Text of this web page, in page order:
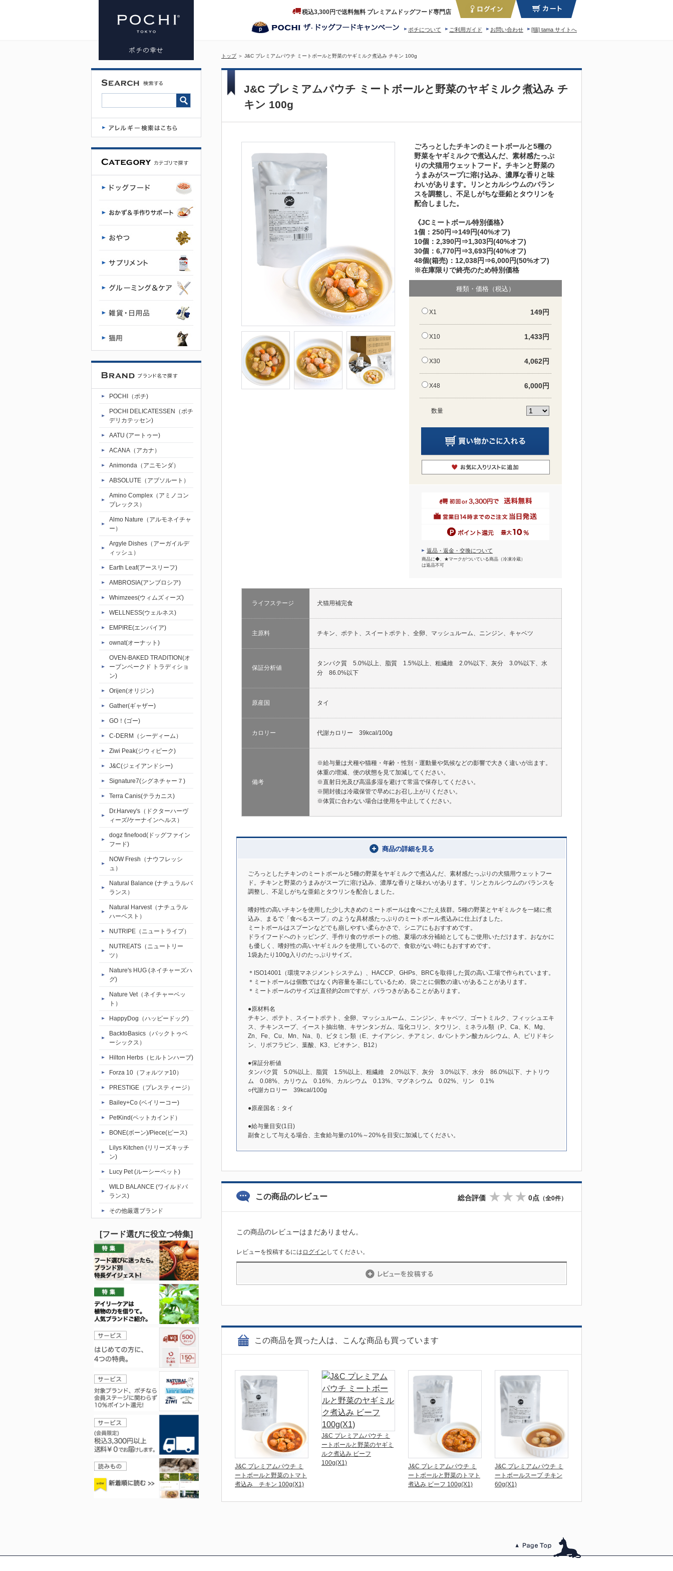
J&C プレミ
アムパウチ
ミートボー
ルと野菜の
ヤギミルク
煮込み チキ
ン 100g | プ
レミアムド
ッグフード
専門店・通
販 POCHI -
ポチ公式サ
イト
税込3,300円で送料無料 プレミアムドッグフード専門店
[猫] tama サイトへ
お問い合わせ
ご利用ガイド
ポチについて
トップ＞ J&C プレミアムパウチ ミートボールと野菜のヤギミルク煮込み チキン 100g
POCHI（ポチ)
POCHI DELICATESSEN（ポチ
デリカテッセン)
AATU (アートゥー)
ACANA（アカナ）
Animonda（アニモンダ）
ABSOLUTE（アブソルート）
Amino Complex（アミノコン
プレックス）
Almo Nature（アルモネイチャ
ー）
Argyle Dishes（アーガイルデ
ィッシュ）
Earth Leaf(アースリーフ)
AMBROSIA(アンブロシア)
Whimzees(ウィムズィーズ)
WELLNESS(ウェルネス)
EMPIRE(エンパイア)
ownat(オーナット)
OVEN-BAKED TRADITION(オ
ーブンベークド トラディショ
ン)
Orijen(オリジン)
Gather(ギャザー)
GO！(ゴー)
C-DERM（シーディーム）
Ziwi Peak(ジウィピーク)
J&C(ジェイアンドシー)
Signature7(シグネチャー７)
Terra Canis(テラカニス)
Dr.Harvey's（ドクターハーヴ
ィーズ/ケーナインヘルス）
dogz finefood(ドッグファイン
フード)
NOW Fresh（ナウフレッシ
ュ）
Natural Balance (ナチュラルバ
ランス）
Natural Harvest（ナチュラル
ハーベスト）
NUTRIPE（ニュートライプ）
NUTREATS（ニュートリー
ツ）
Nature's HUG (ネイチャーズハ
グ)
Nature Vet（ネイチャーベッ
ト）
HappyDog（ハッピードッグ)
BacktoBasics（バックトゥベ
ーシックス）
Hilton Herbs（ヒルトンハーブ)
Forza 10（フォルツァ10）
PRESTIGE（プレスティージ）
Bailey+Co (ベイリーコー)
PetKind(ペットカインド）
BONE(ボーン)/Piece(ピース)
Lilys Kitchen (リリーズキッチ
ン)
Lucy Pet (ルーシーペット)
WILD BALANCE (ワイルドバ
ランス)
その他厳選ブランド
[フード選びに役立つ特集]
J&C プレミアムパウチ ミートボールと野菜のヤギミルク煮込み チ
キン 100g
ごろっとしたチキンのミートボールと5種の
野菜をヤギミルクで煮込んだ、素材感たっぷ
りの犬猫用ウェットフード。チキンと野菜の
うまみがスープに溶け込み、濃厚な香りと味
わいがあります。リンとカルシウムのバラン
スを調整し、不足しがちな亜鉛とタウリンを
配合しました。
《JCミートボール特別価格》
1個：250円⇒149円(40%オフ)
10個：2,390円⇒1,303円(40%オフ)
30個：6,770円⇒3,693円(40%オフ)
48個(箱売)：12,038円⇒6,000円(50%オフ)
※在庫限りで終売のため特別価格
種類・価格（税込）
X1 149円
X10 1,433円
X30 4,062円
X48 6,000円
数量
返品・返金・交換について
商品に◆、★マークがついている商品（冷凍冷蔵）
は返品不可
ライフステージ 犬猫用補完食
主原料 チキン、ポテト、スイートポテト、全卵、マッシュルーム、ニンジン、キャベツ
保証分析値
タンパク質 5.0%以上、脂質 1.5%以上、粗繊維 2.0%以下、灰分 3.0%以下、水
分 86.0%以下
原産国 タイ
カロリー 代謝カロリー 39kcal/100g
備考
※給与量は犬種や猫種・年齢・性別・運動量や気候などの影響で大きく違いが出ます。
体重の増減、便の状態を見て加減してください。
※直射日光及び高温多湿を避けて常温で保存してください。
※開封後は冷蔵保管で早めにお召し上がりください。
※体質に合わない場合は使用を中止してください。
商品の詳細を見る
ごろっとしたチキンのミートボールと5種の野菜をヤギミルクで煮込んだ、素材感たっぷりの犬猫用ウェットフー
ド。チキンと野菜のうまみがスープに溶け込み、濃厚な香りと味わいがあります。リンとカルシウムのバランスを
調整し、不足しがちな亜鉛とタウリンを配合しました。
嗜好性の高いチキンを使用した少し大きめのミートボールは食べごたえ抜群。5種の野菜とヤギミルクを一緒に煮
込み、まるで「食べるスープ」のような具材感たっぷりのミートボール煮込みに仕上げました。
ミートボールはスプーンなどでも崩しやすい柔らかさで、シニアにもおすすめです。
ドライフードへのトッピング、手作り食のサポートの他、夏場の水分補給としてもご使用いただけます。おなかに
も優しく、嗜好性の高いヤギミルクを使用しているので、食欲がない時にもおすすめです。
1袋あたり100g入りのたっぷりサイズ。
＊ISO14001（環境マネジメントシステム）、HACCP、GHPs、BRCを取得した質の高い工場で作られています。
＊ミートボールは個数ではなく内容量を基にしているため、袋ごとに個数の違いがあることがあります。
＊ミートボールのサイズは直径約2cmですが、バラつきがあることがあります。
●原材料名
チキン、ポテト、スイートポテト、全卵、マッシュルーム、ニンジン、キャベツ、ゴートミルク、フィッシュエキ
ス、チキンスープ、イースト抽出物、キサンタンガム、塩化コリン、タウリン、ミネラル類（P、Ca、K、Mg、
Zn、Fe、Cu、Mn、Na、I)、ビタミン類（E、ナイアシン、チアミン、dパントテン酸カルシウム、A、ピリドキシ
ン、リボフラビン、葉酸、K3、ビオチン、B12）
●保証分析値
タンパク質 5.0%以上、脂質 1.5%以上、粗繊維 2.0%以下、灰分 3.0%以下、水分 86.0%以下、ナトリウ
ム 0.08%、カリウム 0.16%、カルシウム 0.13%、マグネシウム 0.02%、リン 0.1%
○代謝カロリー 39kcal/100g
●原産国名：タイ
●給与量目安(1日)
副食として与える場合、主食給与量の10%～20%を目安に加減してください。
この商品のレビュー 総合評価 0点 （全0件）
この商品のレビューはまだありません。
レビューを投稿するには ログイン してください。
この商品を買った人は、こんな商品も買っています
J&C プレミアムパウチ ミ
ートボールと野菜のトマト
煮込み チキン 100g(X1)
J&C プレミアムパウチ ミ
ートボールと野菜のヤギミ
ルク煮込み ビーフ
100g(X1)
J&C プレミアムパウチ ミ
ートボールと野菜のトマト
煮込み ビーフ 100g(X1)
J&C プレミアムパウチ ミ
ートボールスープ チキン
60g(X1)